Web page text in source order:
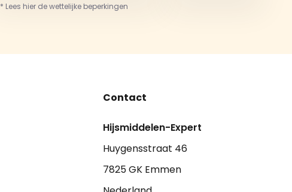
* Lees hier de wettelijke beperkingen
Contact
Hijsmiddelen-Expert
Huygensstraat 46
7825 GK Emmen